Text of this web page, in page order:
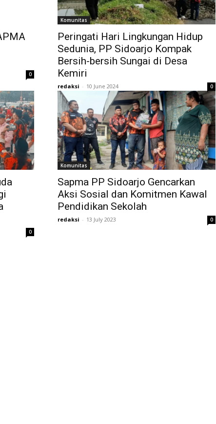
0
Komunitas
Peringati Hari Lingkungan Hidup
Sedunia, PP Sidoarjo Kompak
Bersih-bersih Sungai di Desa
Kemiri
redaksi - 10 June 2024 0
0
Komunitas
Sapma PP Sidoarjo Gencarkan
Aksi Sosial dan Komitmen Kawal
Pendidikan Sekolah
redaksi - 13 July 2023 0